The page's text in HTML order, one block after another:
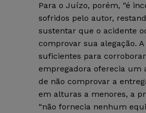
Para o Juízo, porém, “é
sofridos pelo autor,
sustentar que o acidente
comprovar sua alegação.
suficientes para
empregadora oferecia um
de não comprovar a
em alturas a menores, a
“não fornecia nenhum